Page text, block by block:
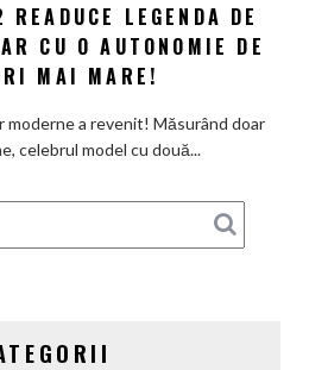
complet
Noul
Smart
legenda
dar
cu
LEGENDA DE
CU O AUTONOMIE DE
MAI MARE!
moderne a revenit! Măsurând doar
celebrul model cu două...